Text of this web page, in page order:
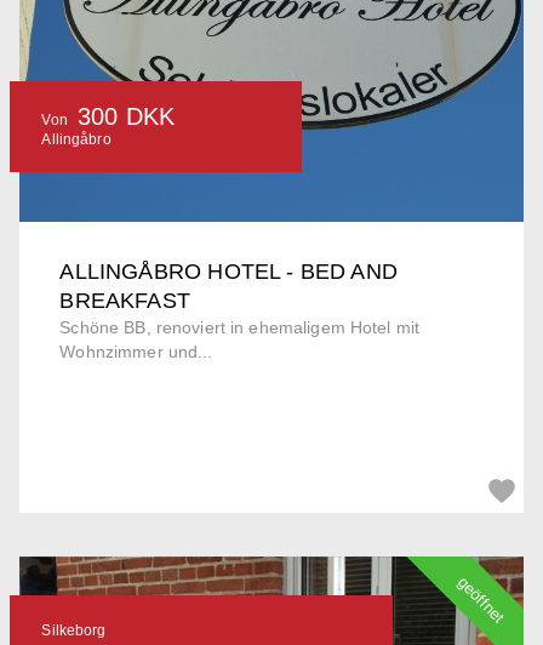
ALLINGÅBRO HOTEL - BED AND
BREAKFAST
Schöne BB, renoviert in ehemaligem Hotel mit
Wohnzimmer und...
Von 300 DKK
Allingåbro
Silkeborg
geöffnet